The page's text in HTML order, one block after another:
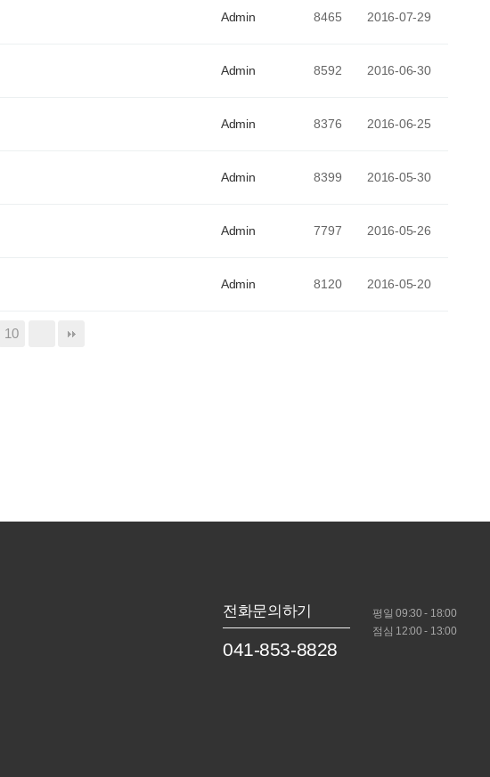
Admin 8465 2016-07-29
Admin 8592 2016-06-30
Admin 8376 2016-06-25
Admin 8399 2016-05-30
Admin 7797 2016-05-26
Admin 8120 2016-05-20
10
전화문의하기
041-853-8828
평일 09:30 - 18:00
점심 12:00 - 13:00